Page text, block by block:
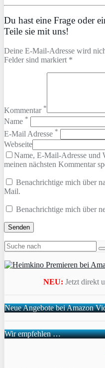
Du hast eine Frage oder
Teile sie mit uns!
Deine E-Mail-Adresse wird
Felder sind markiert *
Kommentar *
Name *
E-Mail Adresse *
Webseite
Name, E-Mail-Adresse und
meinen nächsten Kommentar
Benachrichtige mich über
Mail.
Benachrichtige mich über
NEU: Jetzt direkt
Neue Angebote bei Amazon
Wir empfehlen …